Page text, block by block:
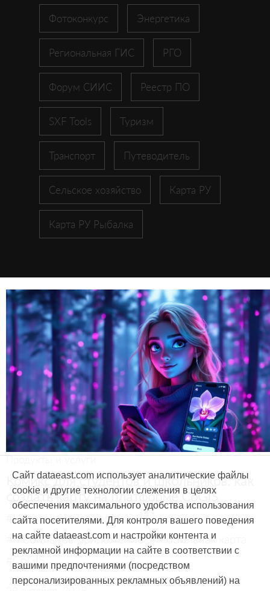
Фотоконкурс Энергетика
Региональная ГИС РГО
Форум СИИС Реестр ПО
SXF Tools Туризм
Транспорт Путеводитель
Сельское хозяйство Карта РУ
Карта РУ Рыбалка
Продукты и услуги
Комикс для студентов и школьников: как
создать карту на платформе CoGIS
#Интерактивная карта
#Мобильное приложение #Мобильная карта
#CoGIS
Сайт dataeast.com использует аналитические файлы
cookie и другие технологии слежения в целях
обеспечения максимального удобства использования
сайта посетителями. Для контроля вашего поведения
на сайте dataeast.com и настройки контента и
рекламной информации на сайте в соответствии с
вашими предпочтениями (посредством
персонализированных рекламных объявлений) на